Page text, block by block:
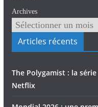
Archives
Articles récents
The Polygamist : la
Netflix